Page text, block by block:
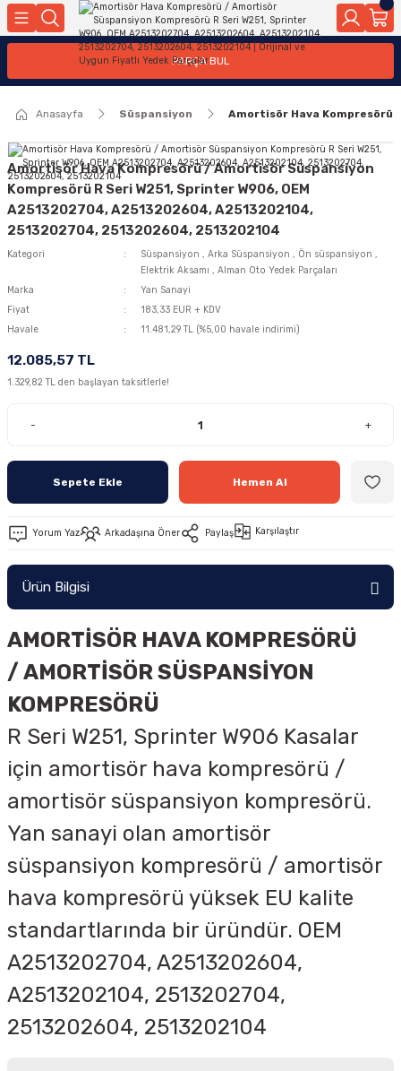
Geri Dön
Parçaları
Geri Dön
Geri Dön
Motor Elektrik
Ateşleme Buji Bobin Buji Kablosu
Alternatör Marş Motoru
Geri Dön
Geri Dön
Geri Dön
Kollar
Geri Dön
Sistemleri
Geri Dön
Ön Arka
Geri Dön
PARÇA BUL
Anasayfa Süspansiyon Amortisör Hava Kompresörü
Amortisör Hava Kompresörü / Amortisör Süspansiyon
Kompresörü R Seri W251, Sprinter W906, OEM
A2513202704, A2513202604, A2513202104,
2513202704, 2513202604, 2513202104
Kategori Süspansiyon , Arka Süspansiyon , Ön süspansiyon ,
Elektrik Aksamı , Alman Oto Yedek Parçaları
Marka
Yan Sanayi
Fiyat
183,33 EUR + KDV
Havale
11.481,29 TL (%5,00 havale indirimi)
12.085,57 TL
1.329,82 TL den başlayan taksitlerle!
- +
Sepete Ekle Hemen Al
Yorum Yaz Arkadaşına Öner Paylaş Karşılaştır
Ürün Bilgisi
AMORTİSÖR HAVA KOMPRESÖRÜ
/ AMORTİSÖR SÜSPANSİYON
KOMPRESÖRÜ
R Seri W251, Sprinter W906 Kasalar
için amortisör hava kompresörü /
amortisör süspansiyon kompresörü.
Yan sanayi olan amortisör
süspansiyon kompresörü / amortisör
hava kompresörü yüksek EU kalite
standartlarında bir üründür. OEM
A2513202704, A2513202604,
A2513202104, 2513202704,
2513202604, 2513202104